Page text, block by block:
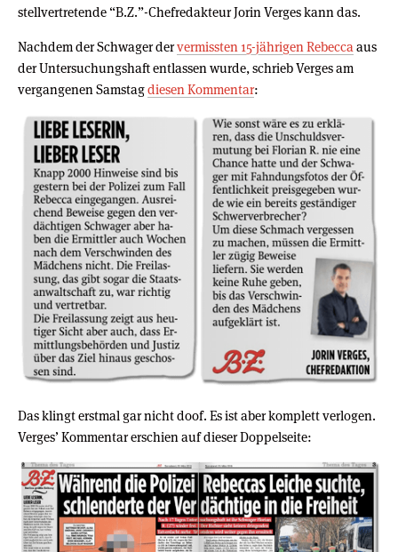
stellvertretende “B.Z.”-Chefredakteur Jorin Verges kann das.
Nachdem der Schwager dervermissten 15-jährigen Rebeccaaus
der Untersuchungshaft entlassen wurde, schrieb Verges am
vergangenen Samstagdiesen Kommentar:
Das klingt erstmal gar nicht doof. Es ist aber komplett verlogen.
Verges’ Kommentar erschien auf dieser Doppelseite: